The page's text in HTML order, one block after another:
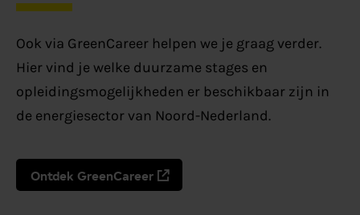
Ook via GreenCareer helpen we je graag verder.
Hier vind je welke duurzame stages en
opleidingsmogelijkheden er beschikbaar zijn in
de energiesector van Noord-Nederland.
Ontdek GreenCareer